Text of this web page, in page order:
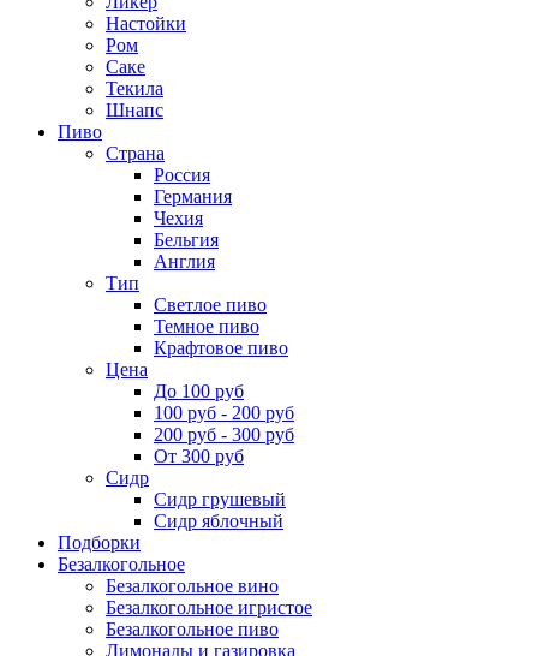
Настойки
Ром
Саке
Текила
Шнапс
Пиво
Страна
Россия
Германия
Чехия
Бельгия
Англия
Тип
Светлое пиво
Темное пиво
Крафтовое пиво
Цена
До 100 руб
100 руб - 200 руб
200 руб - 300 руб
От 300 руб
Сидр
Сидр грушевый
Сидр яблочный
Подборки
Безалкогольное
Безалкогольное вино
Безалкогольное игристое
Безалкогольное пиво
Лимонады и газировка